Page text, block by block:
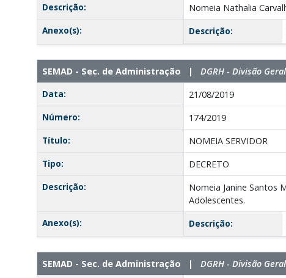
Descrição:
Nomeia Nathalia
Anexo(s):
Descrição:
SEMAD - Sec. de Administração | DGRH - Divisão
Data:
21/08/2019
Número:
174/2019
Título:
NOMEIA SERVIDOR
Tipo:
DECRETO
Descrição:
Nomeia Janine Santos
Adolescentes.
Anexo(s):
Descrição:
SEMAD - Sec. de Administração | DGRH - Divisão